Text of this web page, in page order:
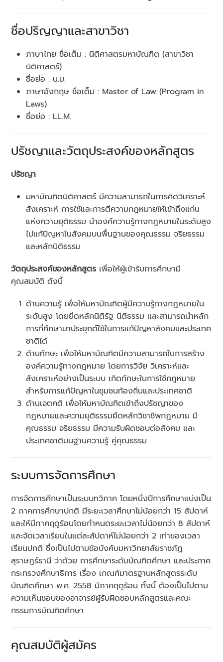
ชื่อปริญญาและสาขาวิชา
ภาษาไทย ชื่อเต็ม : นิติศาสตรมหาบัณฑิต (สาขาวิชา
นิติศาสตร์)
ชื่อย่อ : น.ม.
ภาษาอังกฤษ ชื่อเต็ม : Master of Law (Program in
Laws)
ชื่อย่อ : LL.M.
ปรัชญาและวัตถุประสงค์ของหลักสูตร
ปรัชญา
มหาบัณฑิตนิติศาสตร์ มีความสามารถในการคิดวิเคราะห์
สังเคราะห์ การใช้และการตีความกฎหมายให้เข้าถึงแก่น
แห่งความยุติธรรม นำองค์ความรู้ทางกฎหมายในระดับสูง
ไปแก้ปัญหาในสังคมบนพื้นฐานของคุณธรรม จริยธรรม
และหลักนิติธรรม
วัตถุประสงค์ของหลักสูตร เพื่อให้ผู้เข้ารับการศึกษามี
คุณสมบัติ ดังนี้
ด้านความรู้ เพื่อให้มหาบัณฑิตผู้มีความรู้ทางกฎหมายใน
ระดับสูง โดยยึดหลักนิติรัฐ นิติธรรม และสามารถนำหลัก
การที่ศึกษามาประยุกต์ใช้ในการแก้ปัญหาสังคมและประเทศ
ชาติได้
ด้านทักษะ เพื่อให้มหาบัณฑิตมีความสามารถในการสร้าง
องค์ความรู้ทางกฎหมาย โดยการวิจัย วิเคราะห์และ
สังเคราะห์อย่างเป็นระบบ เกิดทักษะในการใช้กฎหมาย
สำหรับการแก้ปัญหาในชุมชนท้องถิ่นและประเทศชาติ
ด้านเจตคติ เพื่อให้มหาบัณฑิตเข้าถึงปรัชญาของ
กฎหมายและความยุติธรรมยึดหลักวิชาชีพกฎหมาย มี
คุณธรรม จริยธรรม มีความรับผิดชอบต่อสังคม และ
ประเทศชาติบนฐานความรู้ คู่คุณธรรม
ระบบการจัดการศึกษา
การจัดการศึกษาเป็นระบบทวิภาค โดยหนึ่งปีการศึกษาแบ่งเป็น
2 ภาคการศึกษาปกติ มีระยะเวลาศึกษาไม่น้อยกว่า 15 สัปดาห์
และให้มีภาคฤดูร้อนโดยกำหนดระยะเวลาไม่น้อยกว่า 8 สัปดาห์
และจัดเวลาเรียนในแต่ละสัปดาห์ไม่น้อยกว่า 2 เท่าของเวลา
เรียนปกติ ซึ่งเป็นไปตามข้อบังคับมหาวิทยาลัยราชภัฏ
สุราษฎร์ธานี ว่าด้วย การศึกษาระดับบัณฑิตศึกษา และประกาศ
กระทรวงศึกษาธิการ เรื่อง เกณฑ์มาตรฐานหลักสูตรระดับ
บัณฑิตศึกษา พ.ศ. 2558 มีภาคฤดูร้อน ทั้งนี้ ต้องเป็นไปตาม
ความเห็นชอบของอาจารย์ผู้รับผิดชอบหลักสูตรและคณะ
กรรมการบัณฑิตศึกษา
คุณสมบัติผู้สมัคร